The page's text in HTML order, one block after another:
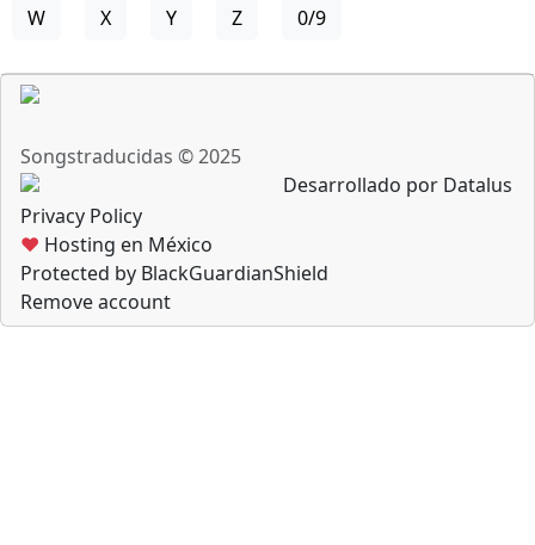
W X Y Z 0/9
Songstraducidas © 2025
Desarrollado por Datalus
Privacy Policy
♥ Hosting en México
Protected by BlackGuardianShield
Remove account